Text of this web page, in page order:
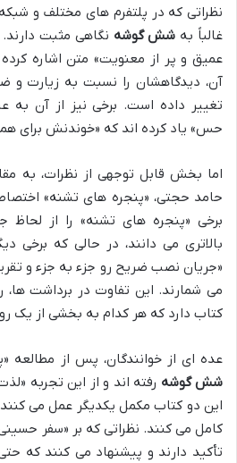
نظراتی که در پلتفرم های مختلف و
غالباً به شش گوشه نگاهی مثبت
عمیق و پر از معنویت» متن اشاره
آن، دیدگاهشان را نسبت به زیارت
تغییر داده است. برخی نیز از آن به
حس» یاد کرده اند که «خوندنش برای
اما بخش قابل توجهی از نظرات، به
حامد حجتی، «پنجره های تشنه»
برخی «پنجره های تشنه» را از
بالاتری می دانند، در حالی که برخی
«جریان نصب ضریح رو جزء به جزء و
می شمارند. این تفاوت در برداشت ها،
کتاب دارد که هر کدام به بخشی از یک
عده ای از خوانندگان، پس از مطالعه
شش گوشه رفته اند و از این تجربه
این دو کتاب مکمل یکدیگر عمل می
کامل می کنند. نظراتی که بر «سفر
تأکید دارند و پیشنهاد می کنند که